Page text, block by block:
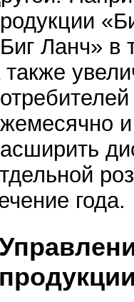
Ланч» в
также
года.